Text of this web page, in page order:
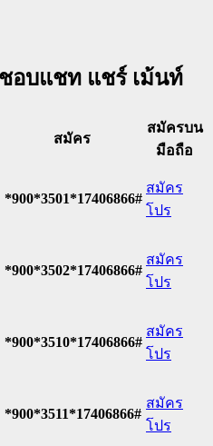
อบแชท แชร์ เม้นท์
สมัคร
สมัครบน
มือถือ
*900*3501*17406866#
สมัคร
โปร
*900*3502*17406866#
สมัคร
โปร
*900*3510*17406866#
สมัคร
โปร
*900*3511*17406866#
สมัคร
โปร